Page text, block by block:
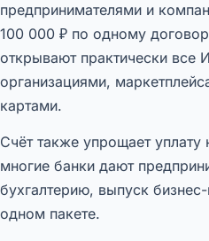
предпринимателями и
100 000 ₽ по одному
открывают практически все
организациями,
картами.
Счёт также упрощает уплату
многие банки дают
бухгалтерию, выпуск
одном пакете.